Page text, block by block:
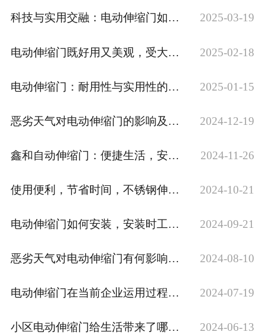
科技与实用交融：电动伸缩门如何重塑现代安防格局 2025-03-19
电动伸缩门既好用又美观，受大众欢迎！ 2025-02-18
电动伸缩门：耐用性与实用性的选择 2025-01-15
恶劣天气对电动伸缩门的影响及防护措施 2024-12-19
鑫和自动伸缩门：便捷生活，安全守护 2024-11-26
使用便利，节省时间，不锈钢伸缩门让门卫守护变得更轻松！ 2024-10-21
电动伸缩门如何安装，安装时工注意什么 2024-09-21
恶劣天气对电动伸缩门有何影响呢，快来看下厂家怎么说 2024-08-10
电动伸缩门在当前企业运用过程中，易出现哪些情况？ 2024-07-19
小区电动伸缩门给生活带来了哪些便利？ 2024-06-13